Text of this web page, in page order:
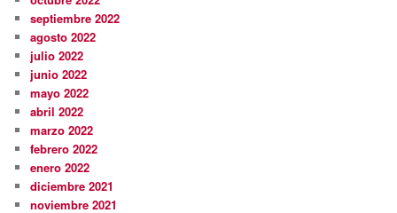
septiembre 2022
agosto 2022
julio 2022
junio 2022
mayo 2022
abril 2022
marzo 2022
febrero 2022
enero 2022
diciembre 2021
noviembre 2021